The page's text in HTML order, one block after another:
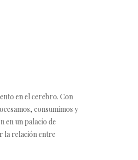
en el cerebro. Con
consumimos y
en un palacio de
la relación entre